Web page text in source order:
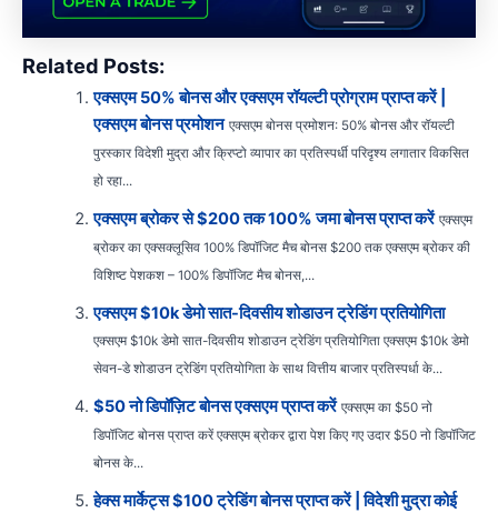
Related Posts:
एक्सएम 50% बोनस और एक्सएम रॉयल्टी प्रोग्राम प्राप्त करें |
एक्सएम बोनस प्रमोशन एक्सएम बोनस प्रमोशन: 50% बोनस और रॉयल्टी
पुरस्कार विदेशी मुद्रा और क्रिप्टो व्यापार का प्रतिस्पर्धी परिदृश्य लगातार विकसित
हो रहा...
एक्सएम ब्रोकर से $200 तक 100% जमा बोनस प्राप्त करें एक्सएम
ब्रोकर का एक्सक्लूसिव 100% डिपॉजिट मैच बोनस $200 तक एक्सएम ब्रोकर की
विशिष्ट पेशकश – 100% डिपॉजिट मैच बोनस,...
एक्सएम $10k डेमो सात-दिवसीय शोडाउन ट्रेडिंग प्रतियोगिता
एक्सएम $10k डेमो सात-दिवसीय शोडाउन ट्रेडिंग प्रतियोगिता एक्सएम $10k डेमो
सेवन-डे शोडाउन ट्रेडिंग प्रतियोगिता के साथ वित्तीय बाजार प्रतिस्पर्धा के...
$50 नो डिपॉज़िट बोनस एक्सएम प्राप्त करें एक्सएम का $50 नो
डिपॉजिट बोनस प्राप्त करें एक्सएम ब्रोकर द्वारा पेश किए गए उदार $50 नो डिपॉजिट
बोनस के...
हेक्स मार्केट्स $100 ट्रेडिंग बोनस प्राप्त करें | विदेशी मुद्रा कोई